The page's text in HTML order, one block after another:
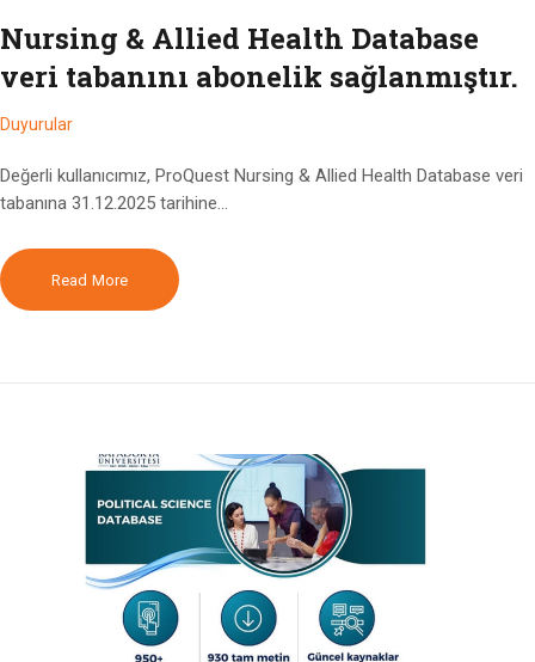
Nursing & Allied Health Database
veri tabanını abonelik sağlanmıştır.
Duyurular
Değerli kullanıcımız, ProQuest Nursing & Allied Health Database veri
tabanına 31.12.2025 tarihine…
Read More